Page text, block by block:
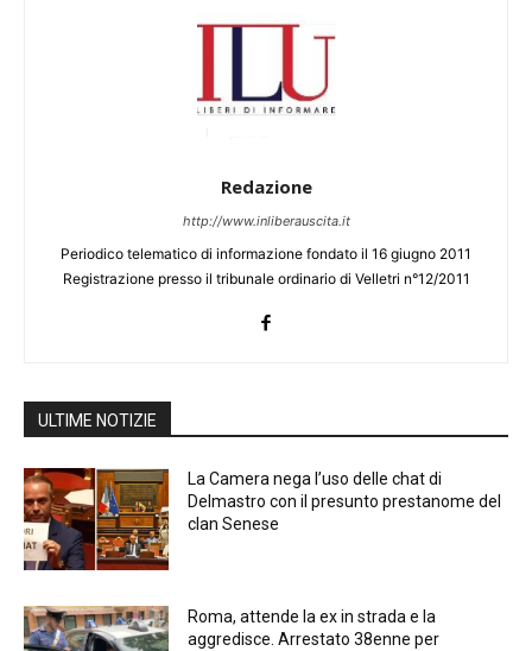
Redazione
http://www.inliberauscita.it
Periodico telematico di informazione fondato il 16 giugno 2011
Registrazione presso il tribunale ordinario di Velletri n°12/2011
ULTIME NOTIZIE
La Camera nega l’uso delle chat di
Delmastro con il presunto prestanome del
clan Senese
Roma, attende la ex in strada e la
aggredisce. Arrestato 38enne per